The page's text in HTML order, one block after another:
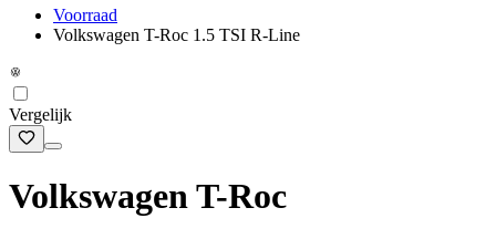
Voorraad
Volkswagen T-Roc 1.5 TSI R-Line
Vergelijk
Volkswagen T-Roc